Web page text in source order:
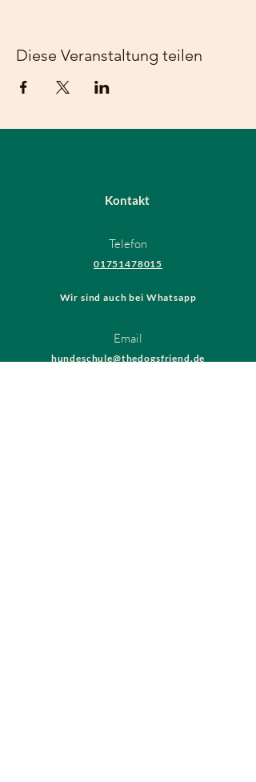
Diese Veranstaltung teilen
Kontakt
Telefon
01751478015
Wir sind auch bei Whatsapp
Email
hundeschule@thedogsfriend.de